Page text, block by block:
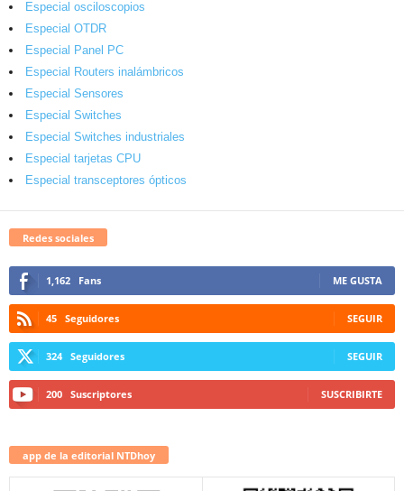
Especial osciloscopios
Especial OTDR
Especial Panel PC
Especial Routers inalámbricos
Especial Sensores
Especial Switches
Especial Switches industriales
Especial tarjetas CPU
Especial transceptores ópticos
Redes sociales
1,162 Fans ME GUSTA
45 Seguidores SEGUIR
324 Seguidores SEGUIR
200 Suscriptores SUSCRIBIRTE
app de la editorial NTDhoy